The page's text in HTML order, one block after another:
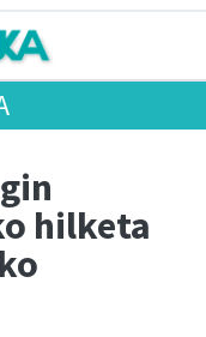
hilketa